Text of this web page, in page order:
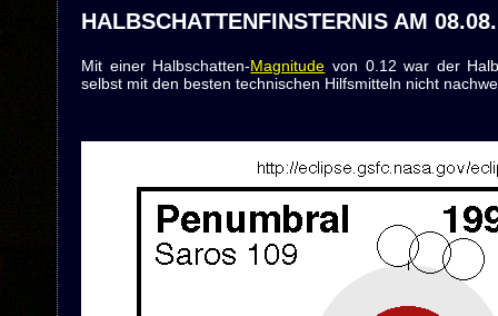
HALBSCHATTENFINSTERNIS AM
Mit einer Halbschatten-Magnitude von 0.12 war der
selbst mit den besten technischen Hilfsmitteln nicht